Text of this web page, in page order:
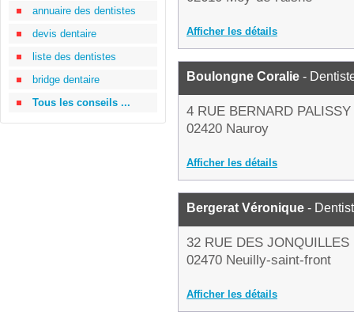
annuaire des dentistes
devis dentaire
liste des dentistes
bridge dentaire
Tous les conseils ...
Afficher les détails
Boulongne Coralie -
4 RUE BERNARD PALISSY
02420 Nauroy
Afficher les détails
Bergerat Véronique -
32 RUE DES JONQUILLES
02470 Neuilly-saint-front
Afficher les détails